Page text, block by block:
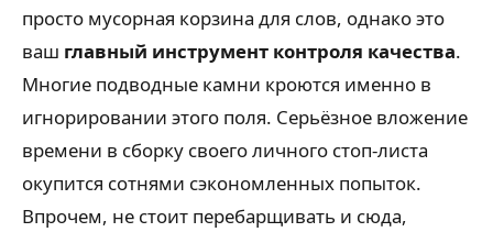
просто мусорная корзина для слов, однако это
ваш главный инструмент контроля качества.
Многие подводные камни кроются именно в
игнорировании этого поля. Серьёзное вложение
времени в сборку своего личного стоп-листа
окупится сотнями сэкономленных попыток.
Впрочем, не стоит перебарщивать и сюда,